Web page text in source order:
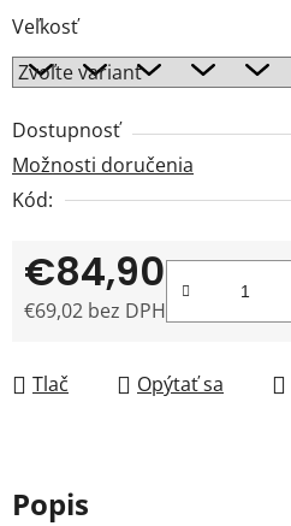
Veľkosť
Dostupnosť
Možnosti doručenia
Kód:
€84,90
€69,02 bez DPH
Tlač Opýtať sa
Popis